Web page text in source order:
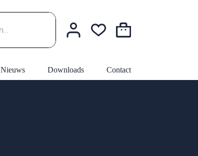
Winkelwagen
Nieuws Downloads Contact